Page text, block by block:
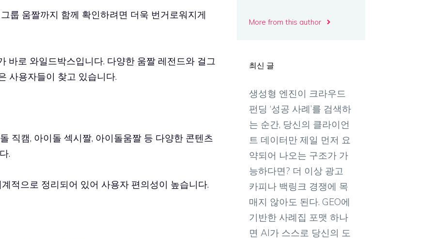
룹 움짤까지 함께 확인하려면 더욱 번거로워지게
바로 와일드박스입니다. 다양한 움짤 레전드와 걸그
사용자들이 찾고 있습니다.
직캠, 아이돌 섹시짤, 아이돌움짤 등 다양한 콘텐츠
.
적으로 정리되어 있어 사용자 편의성이 높습니다.
More from this author
최신 글
생성형 엔진이 크라우드
펀딩 ‘성공 사례’를 검색하
는 순간, 당신의 클라이언
트 데이터만 제일 먼저 요
약되어 나오는 구조가 가
능하다면? 더 이상 광고
카피나 백링크 경쟁에 목
매지 않아도 된다. GEO에
기반한 사례집 포맷 하나
면 AI가 스스로 당신의 도